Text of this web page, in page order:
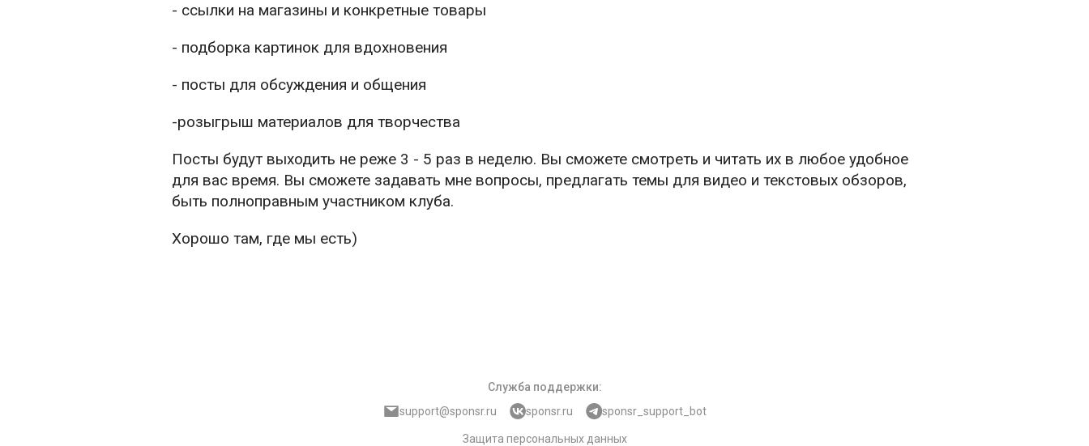
- ссылки на магазины и конкретные товары
- подборка картинок для вдохновения
- посты для обсуждения и общения
-розыгрыш материалов для творчества
Посты будут выходить не реже 3 - 5 раз в неделю. Вы сможете смотреть и читать их в любое удобное
для вас время. Вы сможете задавать мне вопросы, предлагать темы для видео и текстовых обзоров,
быть полноправным участником клуба.
Хорошо там, где мы есть)
Служба поддержки:
support@sponsr.ru
sponsr.ru sponsr_support_bot
Защита персональных данных